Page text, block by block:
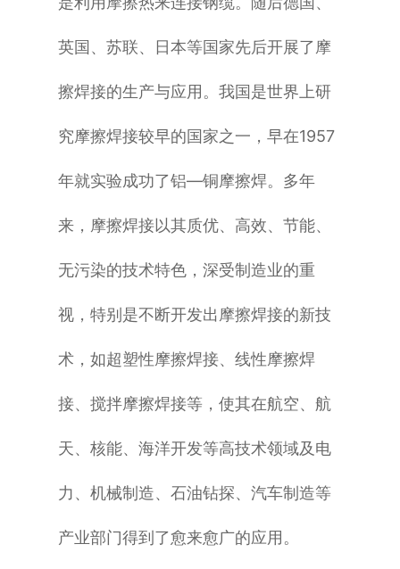
英国、苏联、日本等国家先后开展了摩
擦焊接的生产与应用。我国是世界上研
究摩擦焊接较早的国家之一，早在1957
年就实验成功了铝—铜摩擦焊。多年
来，摩擦焊接以其质优、高效、节能、
无污染的技术特色，深受制造业的重
视，特别是不断开发出摩擦焊接的新技
术，如超塑性摩擦焊接、线性摩擦焊
接、搅拌摩擦焊接等，使其在航空、航
天、核能、海洋开发等高技术领域及电
力、机械制造、石油钻探、汽车制造等
产业部门得到了愈来愈广的应用。